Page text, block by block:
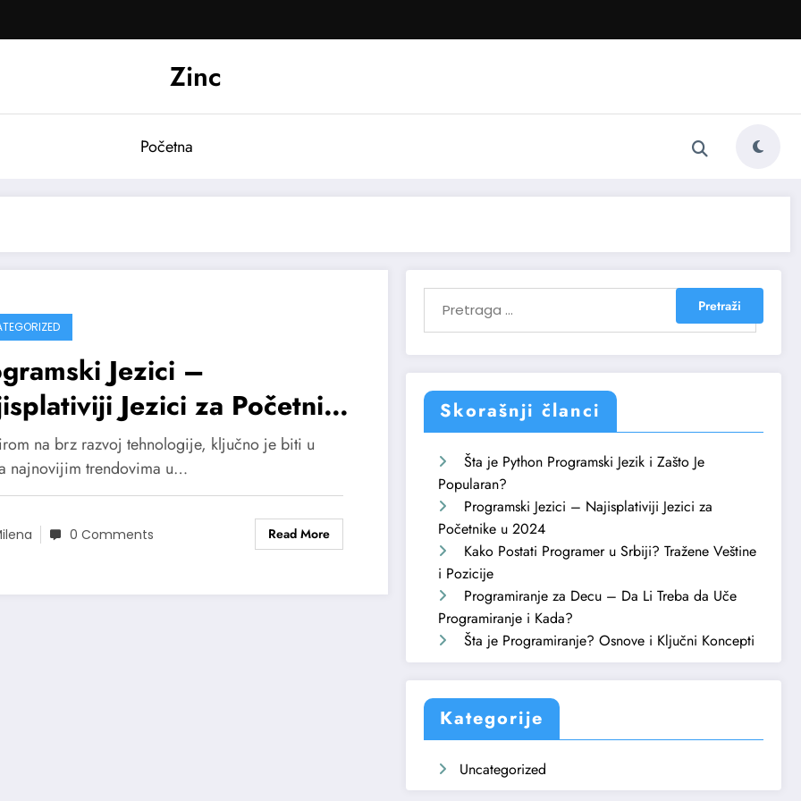
Zinc
Početna
Jezici –
Jezici za Početnike
na brz razvoj tehnologije, ključno je biti u
najnovijim trendovima u…
0 Comments Read More
Skorašnji članci
Šta je Python Programski Jezik i Zašto Je
Popularan?
Programski Jezici – Najisplativiji Jezici za
Početnike u 2024
Kako Postati Programer u Srbiji? Tražene Veštine
i Pozicije
Programiranje za Decu – Da Li Treba da Uče
Programiranje i Kada?
Šta je Programiranje? Osnove i Ključni Koncepti
Kategorije
Uncategorized